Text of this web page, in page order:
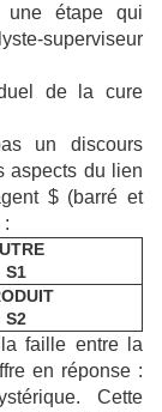
une étape qui
superviseur
de la cure
un discours
aspects du lien
$ (barré et
:
S1
S2
faille entre la
en réponse :
Cette